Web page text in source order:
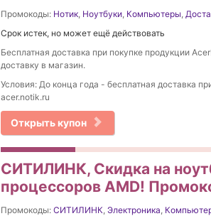
Промокоды: Нотик, Ноутбуки, Компьютеры,
Срок истек, но может ещё действовать
Бесплатная доставка при покупке продукции
доставку в магазин.
Условия: До конца года - бесплатная доставка
acer.notik.ru
Открыть купон
СИТИЛИНК, Cкидка на
процессоров AMD!
Промокоды: СИТИЛИНК, Электроника,